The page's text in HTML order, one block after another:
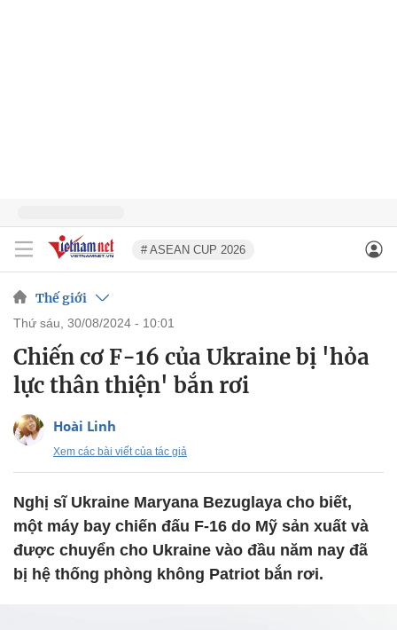
# ASEAN CUP 2026
Thế giới
thứ sáu, 30/08/2024 - 10:01
Chiến cơ F-16 của Ukraine bị 'hỏa
lực thân thiện' bắn rơi
Hoài Linh
Xem các bài viết của tác giả
Nghị sĩ Ukraine Maryana Bezuglaya cho biết,
một máy bay chiến đấu F-16 do Mỹ sản xuất và
được chuyển cho Ukraine vào đầu năm nay đã
bị hệ thống phòng không Patriot bắn rơi.